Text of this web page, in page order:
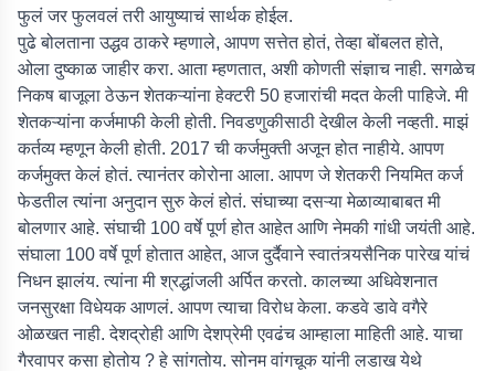
फुलं जर फुलवलं तरी आयुष्याचं सार्थक होईल.
पुढे बोलताना उद्धव ठाकरे म्हणाले, आपण सत्तेत होतं, तेव्हा बोंबलत होते,
ओला दुष्काळ जाहीर करा. आता म्हणतात, अशी कोणती संज्ञाच नाही. सगळेच
निकष बाजूला ठेऊन शेतकऱ्यांना हेक्टरी 50 हजारांची मदत केली पाहिजे. मी
शेतकऱ्यांना कर्जमाफी केली होती. निवडणुकीसाठी देखील केली नव्हती. माझं
कर्तव्य म्हणून केली होती. 2017 ची कर्जमुक्ती अजून होत नाहीये. आपण
कर्जमुक्त केलं होतं. त्यानंतर कोरोना आला. आपण जे शेतकरी नियमित कर्ज
फेडतील त्यांना अनुदान सुरु केलं होतं. संघाच्या दसऱ्या मेळाव्याबाबत मी
बोलणार आहे. संघाची 100 वर्षे पूर्ण होत आहेत आणि नेमकी गांधी जयंती आहे.
संघाला 100 वर्षे पूर्ण होतात आहेत, आज दुर्दैवाने स्वातंत्र्यसैनिक पारेख यांचं
निधन झालंय. त्यांना मी श्रद्धांजली अर्पित करतो. कालच्या अधिवेशनात
जनसुरक्षा विधेयक आणलं. आपण त्याचा विरोध केला. कडवे डावे वगैरे
ओळखत नाही. देशद्रोही आणि देशप्रेमी एवढंच आम्हाला माहिती आहे. याचा
गैरवापर कसा होतोय ? हे सांगतोय. सोनम वांगचूक यांनी लडाख येथे